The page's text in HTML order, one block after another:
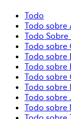
Todo
Todo sobre
Todo Sobre
Todo sobre
Todo sobre
Todo sobre
Todo sobre
Todo sobre
Todo sobre
Todo sobre